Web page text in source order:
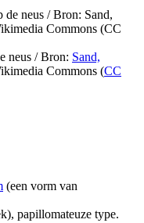
neus /Bron: Sand,
Commons (CC
(een vorm van
papillomateuze type.